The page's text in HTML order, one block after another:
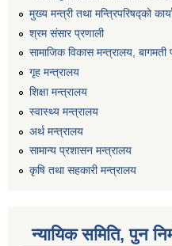
मुख्य मन्त्री तथा मन्त्रिपरिषद्को
श्रम संसार प्रणाली
सामाजिक विकास मन्त्रालय, बागमती
गृह मन्त्रालय
शिक्षा मन्त्रालय
स्वास्थ्य मन्त्रालय
अर्थ मन्त्रालय
सामान्य प्रशासन मन्त्रालय
कृषि तथा सहकारी मन्त्रालय
न्यायिक समिति, पुन